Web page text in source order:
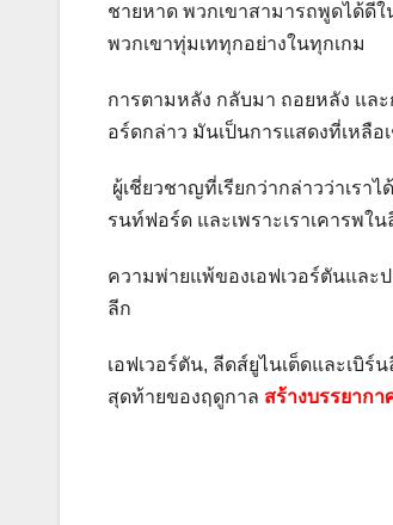
ชายหาด พวกเขาสามารถพูดได้ดี
พวกเขาทุ่มเททุกอย่างในทุกเกม
การตามหลัง กลับมา ถอยหลัง แล
อร์ดกล่าว มันเป็นการแสดงที่เหลื
ผู้เชี่ยวชาญที่เรียกว่ากล่าวว่าเรา
รนท์ฟอร์ด และเพราะเราเคารพใน
ความพ่ายแพ้ของเอฟเวอร์ตันและ
ลีก
เอฟเวอร์ตัน, ลีดส์ยูไนเต็ดและเบิ
สุดท้ายของฤดูกาล สร้างบรรยากา